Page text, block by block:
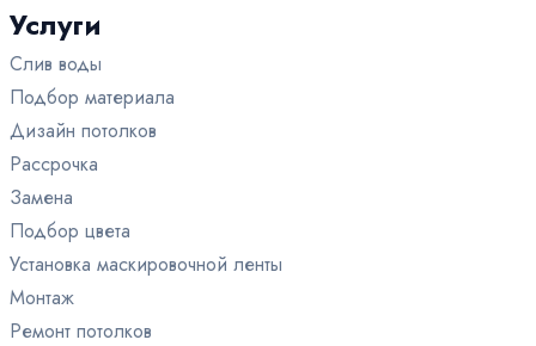
В комнату
На кухню
В зал
Для дачи
На балкон / на лоджию
В детскую
Для коттеджа
В коридор
В спальню
В гостиную
Звездное небо
Многоуровневые
С фотопечатью
Фактурные с тиснением и узором
Голубые
Черные
Синие
Розовые
Зеленые
Белые
Услуги
Слив воды
Подбор материала
Дизайн потолков
Рассрочка
Замена
Подбор цвета
Установка маскировочной ленты
Монтаж
Ремонт потолков